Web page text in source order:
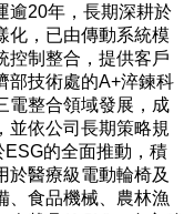
逾20年，長期深耕於
化，已由傳動系統模
控制整合，提供客戶
部技術處的A+淬鍊科
電整合領域發展，成
並依公司長期策略規
的全面推動，積
於醫療級電動輪椅及
、食品機械、農林漁